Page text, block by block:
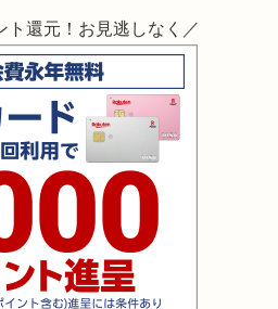
ト還元！お見逃しなく／